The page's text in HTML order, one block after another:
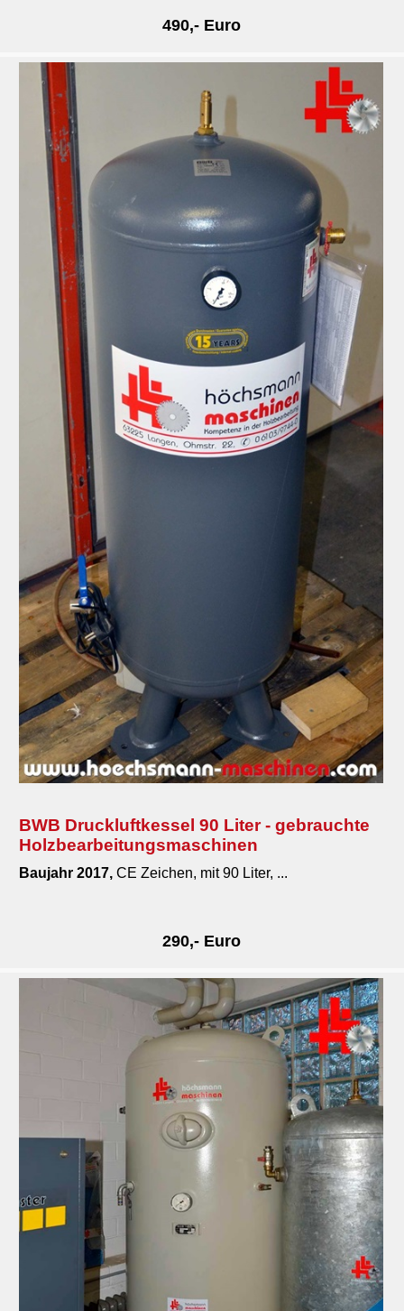
Werkstattofen, Heizanlagen
Diverses
Maschinenankauf
Videos
Service
Wir über uns
06103-9744-0
English
490,- Euro
BWB Druckluftkessel 90 Liter - gebrauchte
Holzbearbeitungsmaschinen
Baujahr 2017, CE Zeichen, mit 90 Liter, ...
290,- Euro